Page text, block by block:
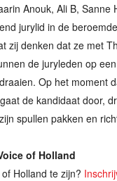
Anouk, Ali B, Sanne
jurylid in de
zij denken dat ze met
de juryleden op
Op het moment
de kandidaat door,
spullen pakken en
of Holland
Holland te zijn?